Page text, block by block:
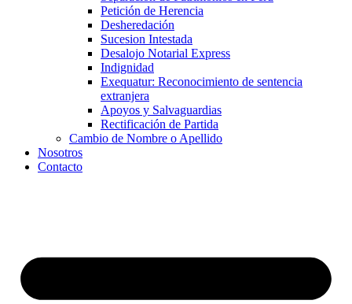
Petición de Herencia
Desheredación
Sucesion Intestada
Desalojo Notarial Express
Indignidad
Exequatur: Reconocimiento de sentencia
extranjera
Apoyos y Salvaguardias
Rectificación de Partida
Cambio de Nombre o Apellido
Nosotros
Contacto